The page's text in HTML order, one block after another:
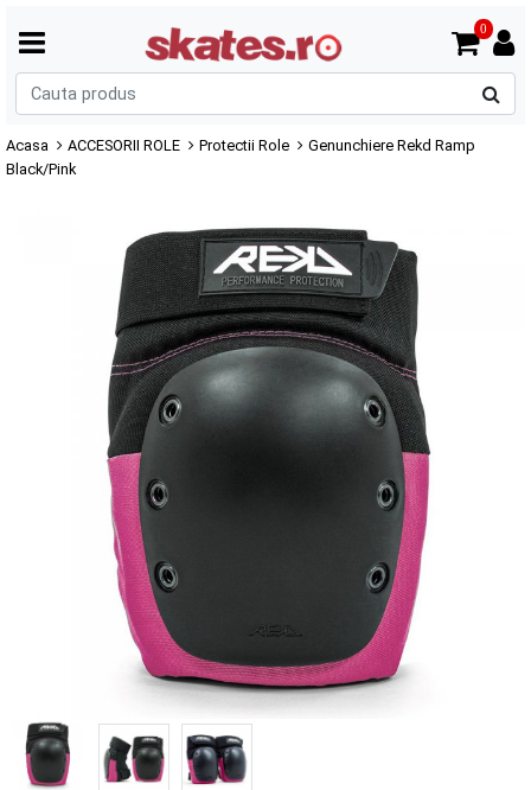
0
Acasa ACCESORII ROLE Protectii Role
Genunchiere Rekd Ramp
Black/Pink